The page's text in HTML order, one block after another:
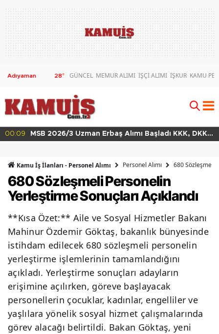
28° GÜNCEL MEMUR ALIMI İŞÇİ ALIMI İŞKUR KAMU
Uzman Erbaş Alımı Başladı KKK, DKK
00:02
MSB 2026/
Kamu İş İlanları - Personel Alımı Personel Alımı 680 Sözleşmeli
680 Sözleşmeli Personelin
Yerleştirme Sonuçları Açıklandı
**Kısa Özet:** Aile ve Sosyal Hizmetler Bakanı
Mahinur Özdemir Göktaş, bakanlık bünyesinde
istihdam edilecek 680 sözleşmeli personelin
yerleştirme işlemlerinin tamamlandığını
açıkladı. Yerleştirme sonuçları adayların
erişimine açılırken, göreve başlayacak
personellerin çocuklar, kadınlar, engelliler ve
yaşlılara yönelik sosyal hizmet çalışmalarında
görev alacağı belirtildi. Bakan Göktaş, yeni